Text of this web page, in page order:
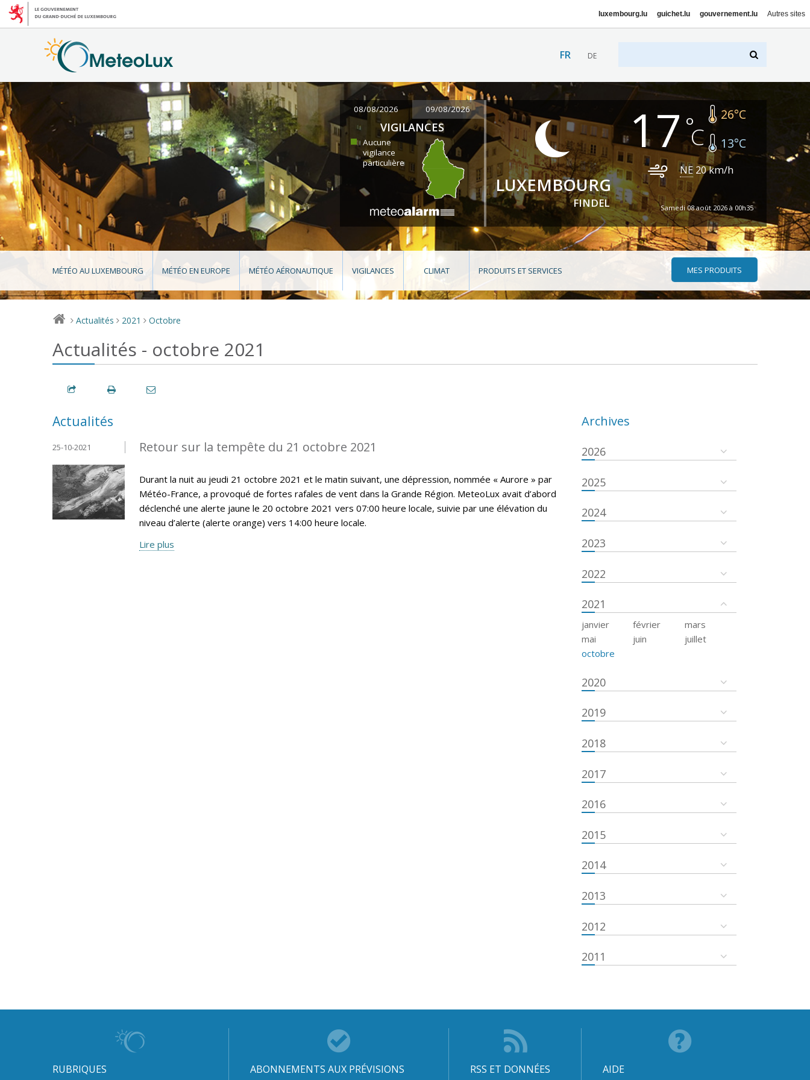
luxembourg.lu guichet.lu gouvernement.lu Autres sites
FR DE
08/08/2026 09/08/2026
VIGILANCES
Aucune
vigilance
particulière
LUXEMBOURG
FINDEL
17 26°C
13°C
NE 20km/h
Samedi 08 août 2026 à 00h35
MÉTÉO AU LUXEMBOURG MÉTÉO EN EUROPE MÉTÉO AÉRONAUTIQUE VIGILANCES CLIMAT PRODUITS ET SERVICES MES PRODUITS
> Actualités > 2021 > Octobre
Actualités - octobre 2021
Actualités
Retour sur la tempête du 21 octobre 2021
25-10-2021
Durant la nuit au jeudi 21 octobre 2021 et le matin suivant, une dépression, nommée « Aurore » par
Météo-France, a provoqué de fortes rafales de vent dans la Grande Région. MeteoLux avait d’abord
déclenché une alerte jaune le 20 octobre 2021 vers 07:00 heure locale, suivie par une élévation du
niveau d’alerte (alerte orange) vers 14:00 heure locale.
Lire plus
Archives
2026
2025
2024
2023
2022
2021
janvier février
mars
mai
juin
juillet
octobre
2020
2019
2018
2017
2016
2015
2014
2013
2012
2011
RUBRIQUES ABONNEMENTS AUX PRÉVISIONS RSS ET DONNÉES AIDE